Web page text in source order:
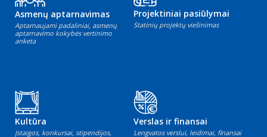
Asmenų aptarnavimas
Aptarnaujami padaliniai, asmenų
aptarnavimo kokybės vertinimo
anketa
Projektiniai pasiūlymai
Statinių projektų viešinimas
Kultūra
Įstaigos, konkursai, stipendijos,
Verslas ir finansai
Lengvatos verslui, leidimai, finansai